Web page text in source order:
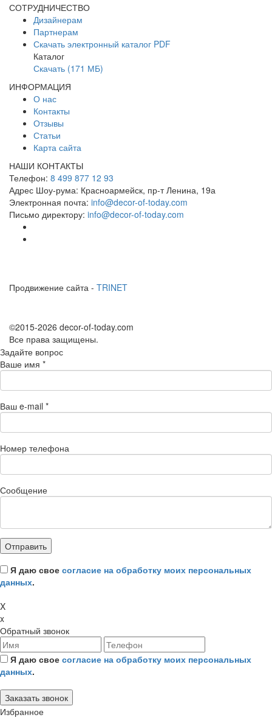
СОТРУДНИЧЕСТВО
Дизайнерам
Партнерам
Скачать электронный каталог PDF
Каталог
Скачать (171 МБ)
ИНФОРМАЦИЯ
О нас
Контакты
Отзывы
Статьи
Карта сайта
НАШИ КОНТАКТЫ
Телефон: 8 499 877 12 93
Адрес Шоу-рума: Красноармейск, пр-т Ленина, 19а
Электронная почта: info@decor-of-today.com
Письмо директору: info@decor-of-today.com
Продвижение сайта - TRINET
©2015-2026 decor-of-today.com
Все права защищены.
Задайте вопрос
Ваше имя *
Ваш e-mail *
Номер телефона
Сообщение
Я даю свое согласие на обработку моих персональных
данных.
X
x
Обратный звонок
Я даю свое согласие на обработку моих персональных
данных.
Избранное